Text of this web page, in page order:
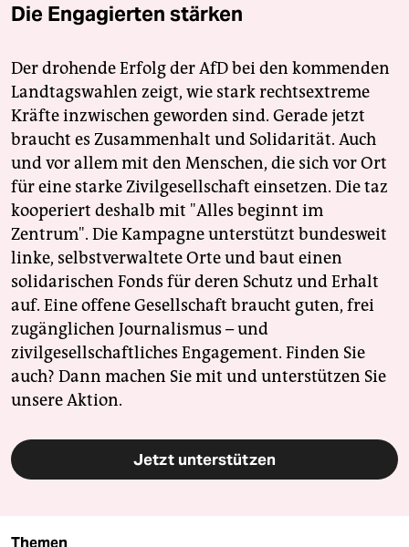
Die Engagierten stärken
Der drohende Erfolg der AfD bei den kommenden
Landtagswahlen zeigt, wie stark rechtsextreme
Kräfte inzwischen geworden sind. Gerade jetzt
braucht es Zusammenhalt und Solidarität. Auch
und vor allem mit den Menschen, die sich vor Ort
für eine starke Zivilgesellschaft einsetzen. Die taz
kooperiert deshalb mit "Alles beginnt im
Zentrum". Die Kampagne unterstützt bundesweit
linke, selbstverwaltete Orte und baut einen
solidarischen Fonds für deren Schutz und Erhalt
auf. Eine offene Gesellschaft braucht guten, frei
zugänglichen Journalismus – und
zivilgesellschaftliches Engagement. Finden Sie
auch? Dann machen Sie mit und unterstützen Sie
unsere Aktion.
Jetzt unterstützen
Themen